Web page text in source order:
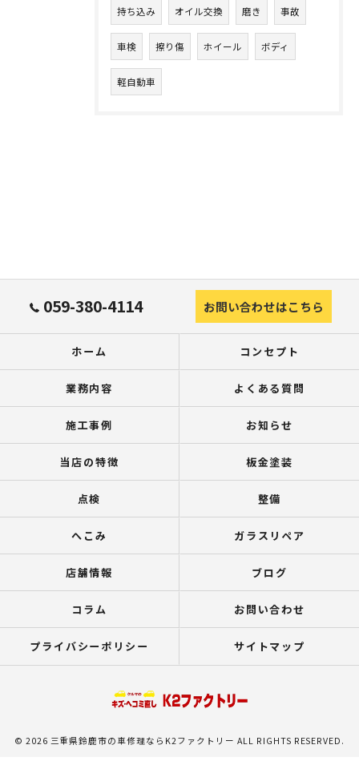
持ち込み オイル交換 磨き 事故
車検 擦り傷 ホイール ボディ
軽自動車
059-380-4114 お問い合わせはこちら
ホーム コンセプト
業務内容 よくある質問
施工事例 お知らせ
当店の特徴 板金塗装
点検 整備
へこみ ガラスリペア
店舗情報 ブログ
コラム お問い合わせ
プライバシーポリシー サイトマップ
© 2026 三重県鈴鹿市の車修理ならK2ファクトリー ALL RIGHTS RESERVED.